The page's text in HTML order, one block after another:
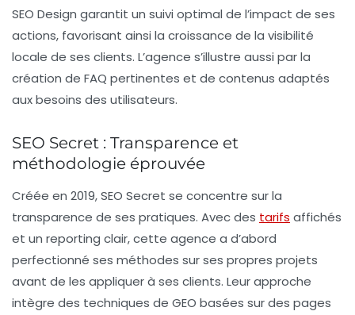
SEO Design garantit un suivi optimal de l’impact de ses
actions, favorisant ainsi la croissance de la visibilité
locale de ses clients. L’agence s’illustre aussi par la
création de FAQ pertinentes et de contenus adaptés
aux besoins des utilisateurs.
SEO Secret : Transparence et
méthodologie éprouvée
Créée en 2019,SEO Secret se concentre sur la
transparence de ses pratiques. Avec des tarifs affichés
et un reporting clair, cette agence a d’abord
perfectionné ses méthodes sur ses propres projets
avant de les appliquer à ses clients. Leur approche
intègre des techniques de GEO basées sur des pages